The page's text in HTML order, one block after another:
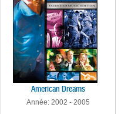
American Dreams
Année: 2002 - 2005